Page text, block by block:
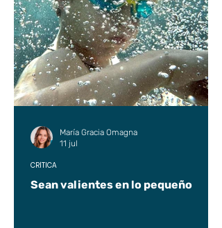
Sean valientes en lo pequeño
CRÍTICA
María Gracia Omagna
11 jul